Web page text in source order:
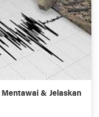
& Jelaskan